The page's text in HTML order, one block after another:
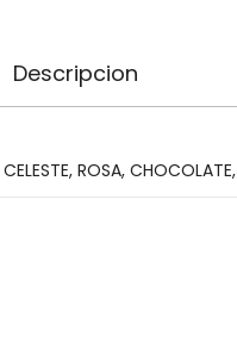
Descripcion
CELESTE, ROSA, CHOCOLATE,